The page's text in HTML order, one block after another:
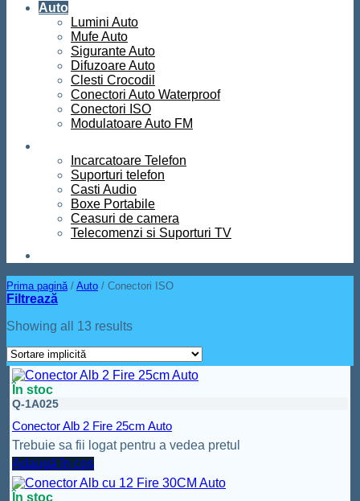
Auto
Lumini Auto
Mufe Auto
Sigurante Auto
Difuzoare Auto
Clesti Crocodil
Conectori Auto Waterproof
Conectori ISO
Modulatoare Auto FM
Incarcatoare Telefon
Suporturi telefon
Casti Audio
Boxe Portabile
Ceasuri de camera
Telecomenzi si Suporturi TV
Prima pagină / Auto / Conectori ISO
Filtrează
Showing all 13 results
În stoc
Q-1A025
Conector Alb 2 Fire 25cm Auto
Trebuie sa fii logat pentru a vedea pretul
Adaugă în coș
În stoc